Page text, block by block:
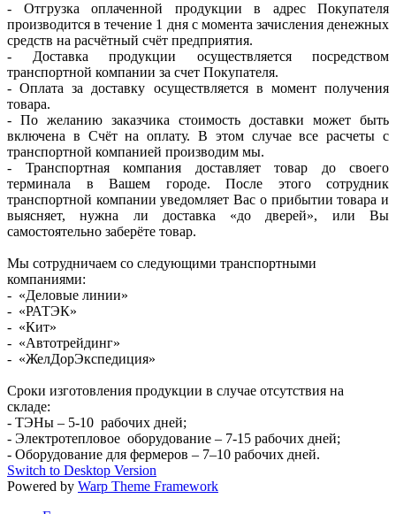
- Отгрузка оплаченной продукции в адрес Покупателя
производится в течение 1 дня с момента зачисления денежных
средств на расчётный счёт предприятия.
- Доставка продукции осуществляется посредством
транспортной компании за счет Покупателя.
- Оплата за доставку осуществляется в момент получения
товара.
- По желанию заказчика стоимость доставки может быть
включена в Счёт на оплату. В этом случае все расчеты с
транспортной компанией производим мы.
- Транспортная компания доставляет товар до своего
терминала в Вашем городе. После этого сотрудник
транспортной компании уведомляет Вас о прибытии товара и
выясняет, нужна ли доставка «до дверей», или Вы
самостоятельно заберёте товар.
Мы сотрудничаем со следующими транспортными
компаниями:
- «Деловые линии»
- «РАТЭК»
- «Кит»
- «Автотрейдинг»
- «ЖелДорЭкспедиция»
Сроки изготовления продукции в случае отсутствия на
складе:
- ТЭНы – 5-10 рабочих дней;
- Электротепловое оборудование – 7-15 рабочих дней;
- Оборудование для фермеров – 7–10 рабочих дней.
Switch to Desktop Version
Powered by Warp Theme Framework